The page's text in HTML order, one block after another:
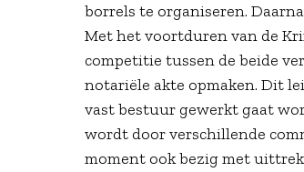
borrels te organiseren.
Met het voortduren van de
competitie tussen de beide
notariële akte opmaken. Dit
vast bestuur gewerkt gaat
wordt door verschillende
moment ook bezig met